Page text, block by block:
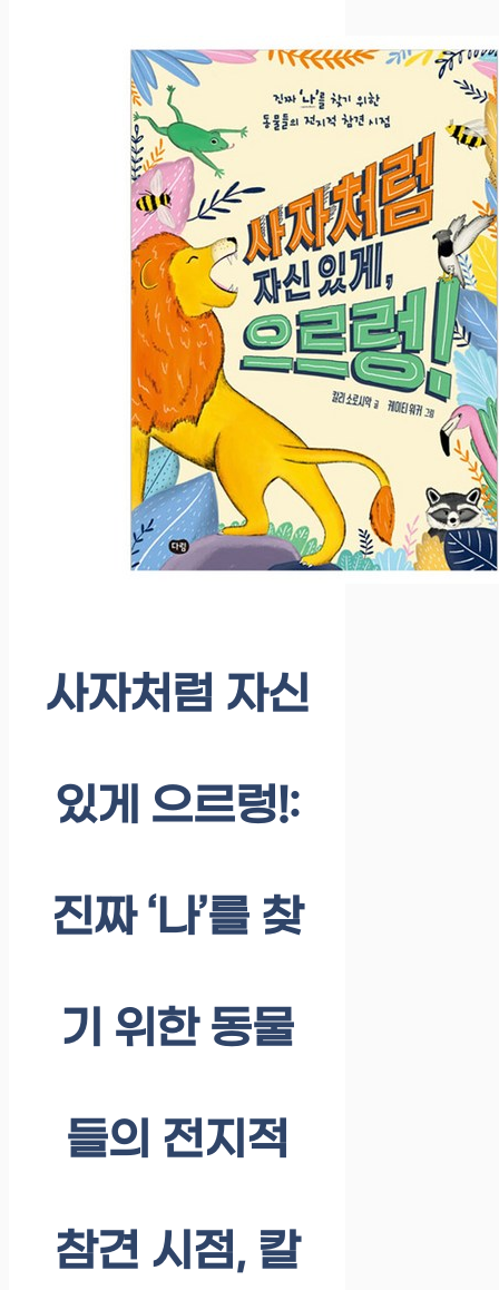
사자처럼 자신
있게 으르렁!:
진짜 ‘나’를 찾
기 위한 동물
들의 전지적
참견 시점, 칼